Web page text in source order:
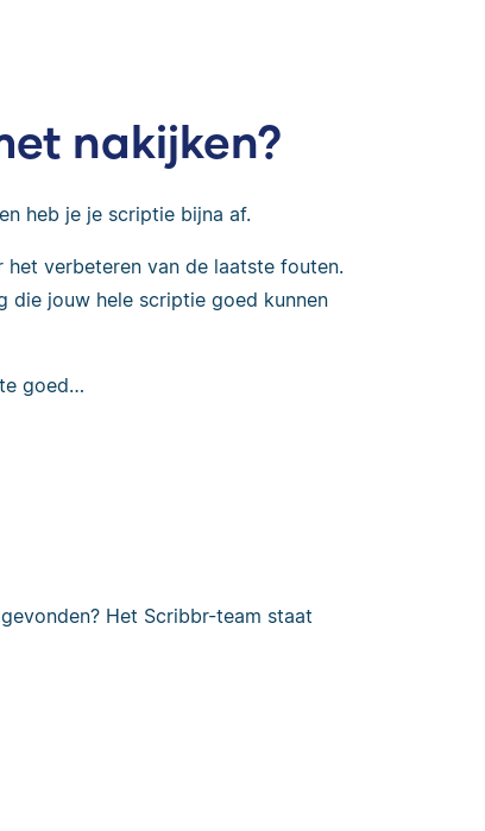
nakijken?
heb je je scriptie bijna af.
verbeteren van de laatste fouten.
die jouw hele scriptie goed kunnen
goed…
Het Scribbr-team staat